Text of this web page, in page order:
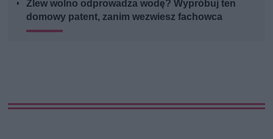
Zlew wolno odprowadza wodę? Wypróbuj ten
domowy patent, zanim wezwiesz fachowca